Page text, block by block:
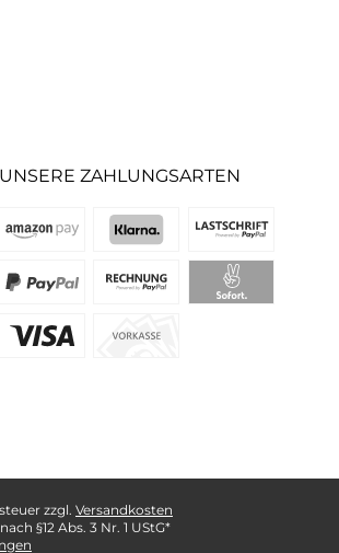
UNSERE ZAHLUNGSARTEN
zzgl. Versandkosten
§12 Abs. 3 Nr. 1 UStG*